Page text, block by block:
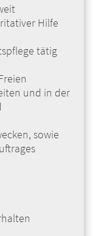
Hilfe
tätig
und in der
sowie